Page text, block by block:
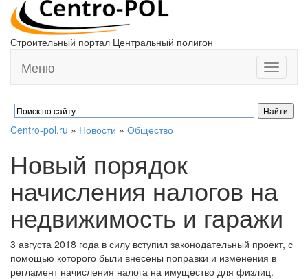
Строительный портал Центральный полигон
Toggle
Меню
Centro-pol.ru » Новости » Общество
Новый порядок
начисления налогов на
недвижимость и гаражи
3 августа 2018 года в силу вступил законодательный проект, с
помощью которого были внесены поправки и изменения в
регламент начисления налога на имущество для физлиц.